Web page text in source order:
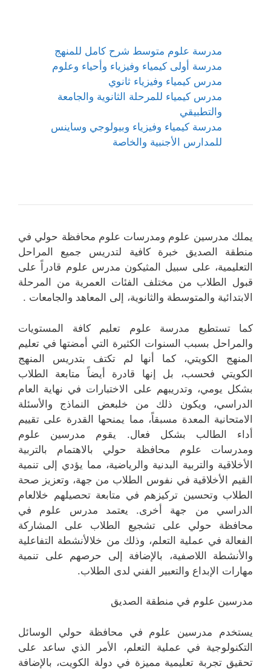
مدرسة علوم متوسط شرح كامل للمنهج
مدرسة أولى كيمياء وفيزياء وأحياء وعلوم
مدرس كيمياء وفيزياء ثانوي
مدرس كيمياء للمرحلة الثانوية والجامعة
والتطبيقي
مدرسة كيمياء وفيزياء وبيولوجي وساينس
للمدارس الأجنبية والخاصة
يملك مدرسين علوم ومدرسات علوم محافظة حولي في
منطقة الصديق خبرة كافية لتدريس جميع المراحل
التعليمية، على سبيل المثيكون مدرس علوم قادراً على
قبول الطلاب من مختلف الفئات العمرية من المرحلة
الابتدائية والمتوسطة والثانوية، إلى المعاهد والجامعات .
كما تستطيع مدرسة علوم تعليم كافة المستويات
والمراحل بسبب السنوات الكثيرة التي أمضتها في تعليم
المنهج الكويتي، كما أنها لم تكتف بتدريس المنهج
الكويتي فحسب، بل إنها قادرة أيضاً متابعة الطلاب
بشكل يومي، وتدريبهم على الاختبارات في نهاية العام
الدراسي، ويكون ذلك من خلبعض النماذج والأسئلة
الامتحانية المعدة مسبقاً، مما يمنحها القدرة على تقييم
أداء الطالب بشكل فعال. يقوم مدرسين علوم
ومدرسات علوم محافظة حولي بالاهتمام بالتربية
الأخلاقية والتربية البدنية والرياضية، مما يؤدي إلى تنمية
القيم الأخلاقية في نفوس الطلاب من جهة، وتعزيز صحة
الطلاب وتحسين تركيزهم في متابعة تحصيلهم خلالعام
الدراسي من جهة أخرى. يعتمد مدرس علوم في
محافظة حولي على تشجيع الطلاب على المشاركة
الفعالة في عملية التعلم، وذلك من خلالأنشطة التفاعلية
والأنشطة اللاصفية، بالإضافة إلى حرصهم على تنمية
مهارات الإبداع والتعبير الفني لدى الطلاب.
مدرسين علوم في منطقة الصديق
يستخدم مدرسين علوم في محافظة حولي الوسائل
التكنولوجية في عملية التعلم، الأمر الذي ساعد على
تحقيق تجربة تعليمية مميزة في دولة الكويت، بالإضافة